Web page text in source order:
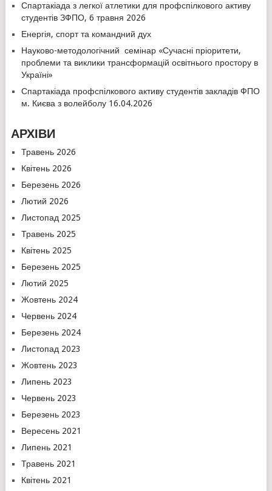
Спартакіада з легкої атлетики для профспілкового активу
студентів ЗФПО, 6 травня 2026
Енергія, спорт та командний дух
Науково-методологічний семінар «Сучасні пріоритети,
проблеми та виклики трансформацій освітнього простору в
Україні»
Спартакіада профспілкового активу студентів закладів ФПО
м. Києва з волейболу 16.04.2026
АРХІВИ
Травень 2026
Квітень 2026
Березень 2026
Лютий 2026
Листопад 2025
Травень 2025
Квітень 2025
Березень 2025
Лютий 2025
Жовтень 2024
Червень 2024
Березень 2024
Листопад 2023
Жовтень 2023
Липень 2023
Червень 2023
Березень 2023
Вересень 2021
Липень 2021
Травень 2021
Квітень 2021